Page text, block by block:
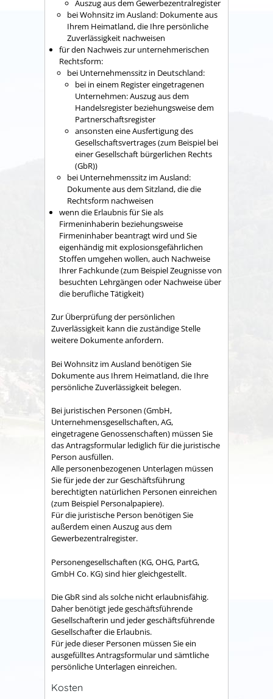
Auszug aus dem Gewerbezentralregister
bei Wohnsitz im Ausland: Dokumente aus
Ihrem Heimatland, die Ihre persönliche
Zuverlässigkeit nachweisen
für den Nachweis zur unternehmerischen
Rechtsform:
bei Unternehmenssitz in Deutschland:
bei in einem Register eingetragenen
Unternehmen: Auszug aus dem
Handelsregister beziehungsweise dem
Partnerschaftsregister
ansonsten eine Ausfertigung des
Gesellschaftsvertrages (zum Beispiel bei
einer Gesellschaft bürgerlichen Rechts
(GbR))
bei Unternehmenssitz im Ausland:
Dokumente aus dem Sitzland, die die
Rechtsform nachweisen
wenn die Erlaubnis für Sie als
Firmeninhaberin beziehungsweise
Firmeninhaber beantragt wird und Sie
eigenhändig mit explosionsgefährlichen
Stoffen umgehen wollen, auch Nachweise
Ihrer Fachkunde (zum Beispiel Zeugnisse von
besuchten Lehrgängen oder Nachweise über
die berufliche Tätigkeit)
Zur Überprüfung der persönlichen
Zuverlässigkeit kann die zuständige Stelle
weitere Dokumente anfordern.
Bei Wohnsitz im Ausland benötigen Sie
Dokumente aus Ihrem Heimatland, die Ihre
persönliche Zuverlässigkeit belegen.
Bei juristischen Personen (GmbH,
Unternehmensgesellschaften, AG,
eingetragene Genossenschaften) müssen Sie
das Antragsformular lediglich für die juristische
Person ausfüllen.
Alle personenbezogenen Unterlagen müssen
Sie für jede der zur Geschäftsführung
berechtigten natürlichen Personen einreichen
(zum Beispiel Personalpapiere).
Für die juristische Person benötigen Sie
außerdem einen Auszug aus dem
Gewerbezentralregister.
Personengesellschaften (KG, OHG, PartG,
GmbH Co. KG) sind hier gleichgestellt.
Die GbR sind als solche nicht erlaubnisfähig.
Daher benötigt jede geschäftsführende
Gesellschafterin und jeder geschäftsführende
Gesellschafter die Erlaubnis.
Für jede dieser Personen müssen Sie ein
ausgefülltes Antragsformular und sämtliche
persönliche Unterlagen einreichen.
Kosten